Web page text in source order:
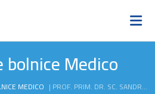
Medico
MEDICO | PROF. PRIM. DR. SC. SANDRA PETERNEL, DR. MED.